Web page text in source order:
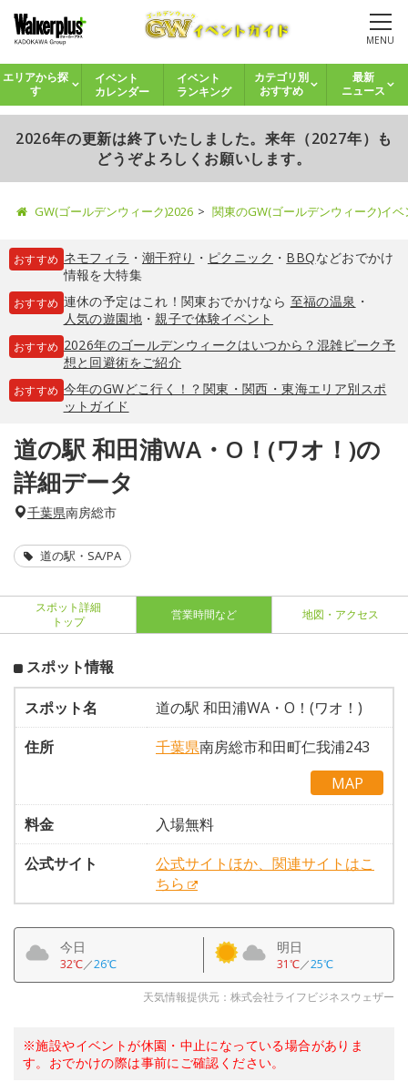
MENU
エリアから探
す
イベント
カレンダー
イベント
ランキング
カテゴリ別
おすすめ
最新
ニュース
2026年の更新は終了いたしました。来年（2027年）も
どうぞよろしくお願いします。
GW(ゴールデンウィーク)2026 関東のGW(ゴールデンウィーク)イ
おすすめ ネモフィラ ・ 潮干狩り ・ ピクニック ・ BBQなどおでかけ
情報を大特集
おすすめ 連休の予定はこれ！関東おでかけなら 至福の温泉 ・
人気の遊園地・親子で体験イベント
おすすめ 2026年のゴールデンウィークはいつから？混雑ピーク予
想と回避術をご紹介
おすすめ 今年のGWどこ行く！？関東・関西・東海エリア別スポ
ットガイド
道の駅 和田浦WA・O！(ワオ！)の
詳細データ
千葉県南房総市
道の駅・SA/PA
スポット詳細
トップ
営業時間など 地図・アクセス
スポット情報
スポット名
道の駅 和田浦WA・O！(ワオ！)
住所
千葉県南房総市和田町仁我浦243
MAP
料金
入場無料
公式サイト
公式サイトほか、関連サイトはこ
ちら
今日
32℃／26℃
明日
31℃／25℃
天気情報提供元：株式会社ライフビジネスウェザー
※施設やイベントが休園・中止になっている場合がありま
す。おでかけの際は事前にご確認ください。